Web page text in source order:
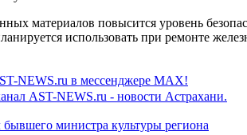
материалов повысится уровень
использовать при ремонте
NEWS.ru в мессенджере MAX!
AST-NEWS.ru - новости Астрахани.